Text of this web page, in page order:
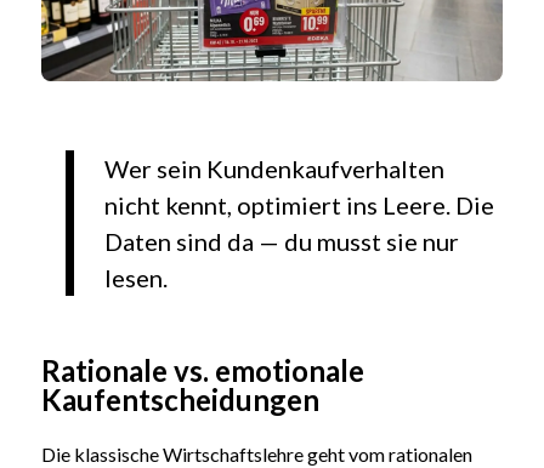
Wer sein Kundenkaufverhalten
nicht kennt, optimiert ins Leere. Die
Daten sind da — du musst sie nur
lesen.
Rationale vs. emotionale
Kaufentscheidungen
Die klassische Wirtschaftslehre geht vom rationalen